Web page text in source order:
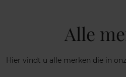
Alle
Hier vindt u alle merken die in